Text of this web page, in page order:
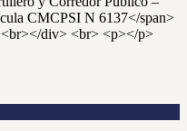
CMCPSI N 6137</span>
div> <br> <p></p>